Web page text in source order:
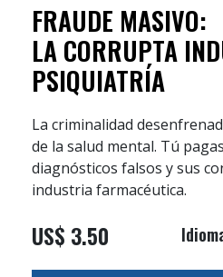
FRAUDE MASIVO:
LA CORRUPTA
PSIQUIATRÍA
La criminalidad
de la salud mental. Tú
diagnósticos falsos y sus
industria farmacéutica.
US$ 3.50